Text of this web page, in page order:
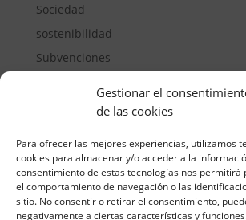
Gestionar el
de las cookies
Para ofrecer las mejores experiencias, utilizamos
cookies para almacenar y/o acceder a la
consentimiento de estas tecnologías nos permitirá
el comportamiento de navegación o las
sitio. No consentir o retirar el consentimiento,
negativamente a ciertas características y
Sociedad
sostenibilidad
Subvenciones